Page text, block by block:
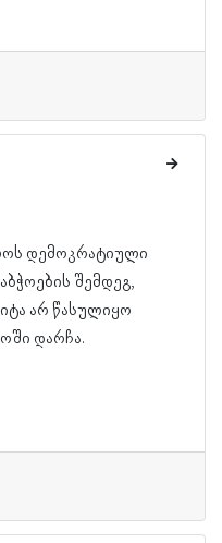
დემოკრატიული
შემდეგ,
არ წასულიყო
დარჩა.